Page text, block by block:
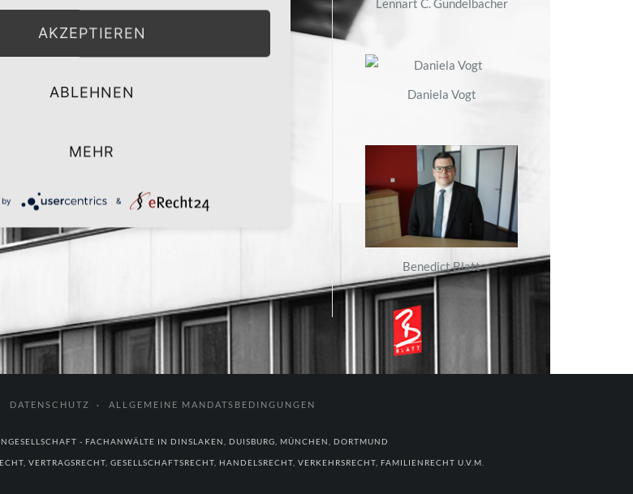
AGG)
insbesondere auch bei
Lennart C. Gundelbacher
Daniela Vogt
Benedict Blatt
DATENSCHUTZ ALLGEMEINE MANDATSBEDINGUNGEN
- FACHANWÄLTE IN DINSLAKEN, DUISBURG, MÜNCHEN, DORTMUND
VERTRAGSRECHT, GESELLSCHAFTSRECHT, HANDELSRECHT, VERKEHRSRECHT, FAMILIENRECHT U.V.M.
AKZEPTIEREN
ABLEHNEN
MEHR
by &